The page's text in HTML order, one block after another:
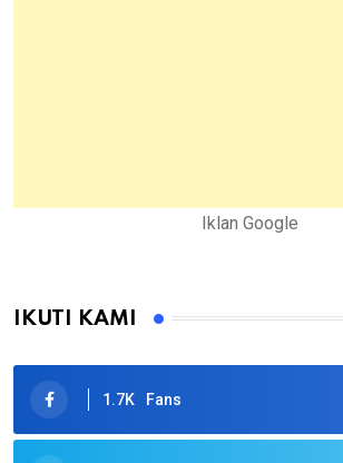
Iklan Google
IKUTI KAMI
1.7K Fans